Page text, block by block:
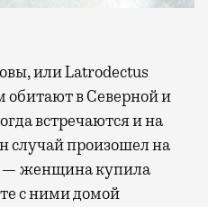
обитают в Северной и
встречаются и на
случай произошел на
— женщина купила
с ними домой